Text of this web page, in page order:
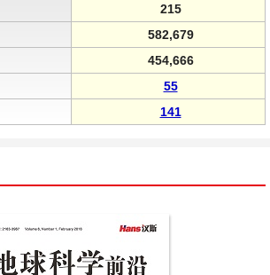
215
582,679
454,666
55
141